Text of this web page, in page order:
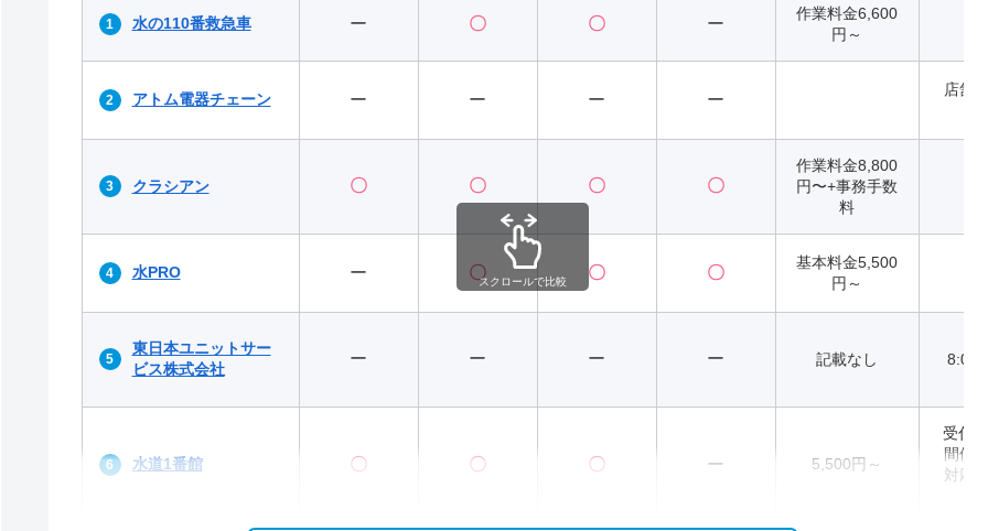
水の110番救急車 ー 〇 〇 ー
作業料金6,600
円～
アトム電器チェーン ー ー ー ー
店舗
クラシアン 〇 〇 〇 〇
作業料金8,800
円〜+事務手数
料
水PRO ー 〇 〇 〇
基本料金5,500
円～
東日本ユニットサー
ビス株式会社
ー ー ー ー 記載なし 8:00
水道1番館 〇 〇 〇 ー 5,500円～
受付
間修
対応
スクロールで比較